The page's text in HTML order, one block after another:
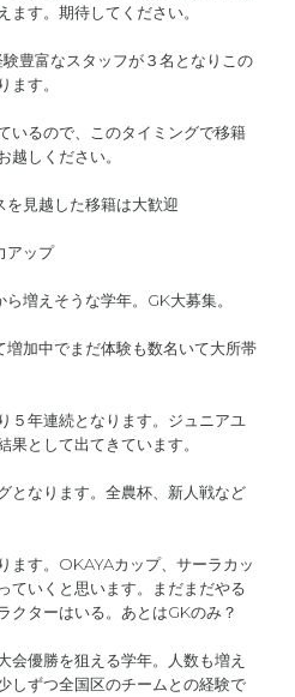
す。期待してください。
豊富なスタッフが３名となりこの
ます。
いるので、このタイミングで移籍
越しください。
見越した移籍は大歓迎
アップ
増えそうな学年。GK大募集。
加中でまだ体験も数名いて大所帯
５年連続となります。ジュニアユ
果として出てきています。
となります。全農杯、新人戦など
ます。OKAYAカップ、サーラカッ
ていくと思います。まだまだやる
クターはいる。あとはGKのみ？
会優勝を狙える学年。人数も増え
しずつ全国区のチームとの経験で